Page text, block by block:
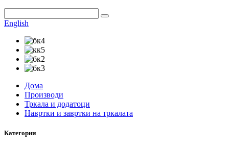
English
Дома
Производи
Тркала и додатоци
Навртки и завртки на тркалата
Категории